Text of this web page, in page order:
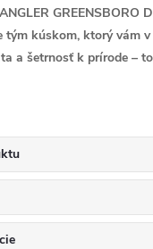
GREENSBORO
tým kúskom, ktorý vám
a šetrnosť k prírode –